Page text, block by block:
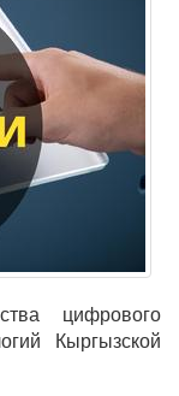
цифрового
Кыргызской